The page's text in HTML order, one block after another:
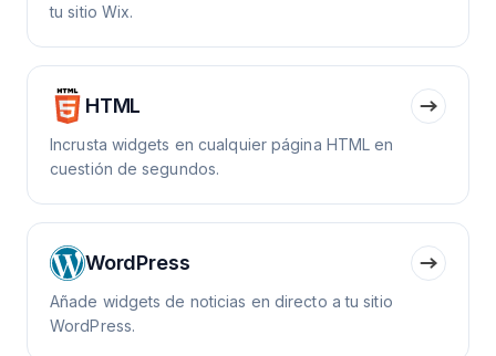
tu sitio Wix.
HTML
Incrusta widgets en cualquier página HTML en
cuestión de segundos.
WordPress
Añade widgets de noticias en directo a tu sitio
WordPress.